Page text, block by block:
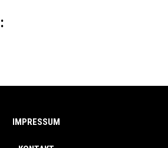
IMPRESSUM